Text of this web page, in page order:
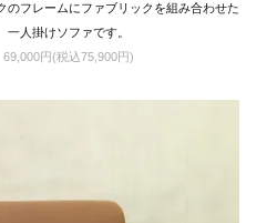
のフレームにファブリックを組み合わせた
一人掛けソファです。
69,000円(税込75,900円)